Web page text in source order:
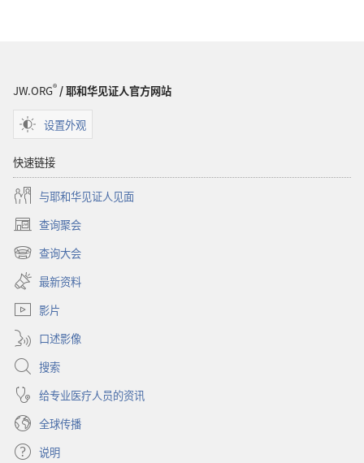
JW.ORG®/ 耶和华见证人官方网站
设置外观
快速链接
与耶和华见证人见面
查询聚会
（打
开
新
窗
口）
查询大会
（打
开
新
窗
最新资料
影片
口述影像
搜索
给专业医疗人员的资讯
全球传播
说明